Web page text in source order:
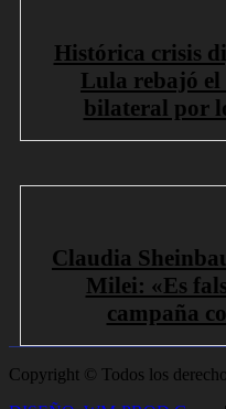
Histórica crisis
Lula rebajó el
bilateral por
Claudia
Milei: «Es
campaña
Copyright © Todos los